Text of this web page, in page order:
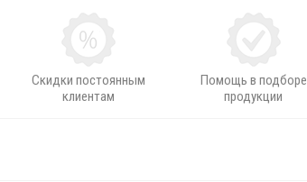
Скидки постоянным
клиентам
Помощь в подборе
продукции